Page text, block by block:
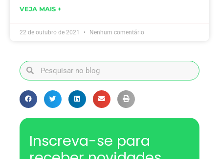
VEJA MAIS +
22 de outubro de 2021 Nenhum comentário
Inscreva-se para